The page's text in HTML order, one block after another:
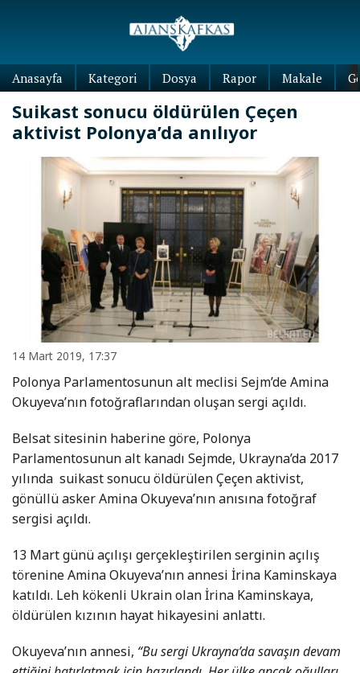
Anasayfa Kategori Dosya Rapor Makale
Suikast sonucu öldürülen Çeçen
aktivist Polonya’da anılıyor
14 Mart 2019, 17:37
Polonya Parlamentosunun alt meclisi Sejm’de Amina
Okuyeva’nın fotoğraflarından oluşan sergi açıldı.
Belsat sitesinin haberine göre, Polonya
Parlamentosunun alt kanadı Sejmde, Ukrayna’da 2017
yılında suikast sonucu öldürülen Çeçen aktivist,
gönüllü asker Amina Okuyeva’nın anısına fotoğraf
sergisi açıldı.
13 Mart günü açılışı gerçekleştirilen serginin açılış
törenine Amina Okuyeva’nın annesi İrina Kaminskaya
katıldı. Leh kökenli Ukrain olan İrina Kaminskaya,
öldürülen kızının hayat hikayesini anlattı.
Okuyeva’nın annesi, “Bu sergi Ukrayna’da savaşın devam